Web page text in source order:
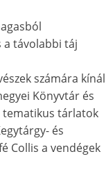
a távolabbi táj
számára kínál
Könyvtár és
tematikus tárlatok
és
Collis a vendégek